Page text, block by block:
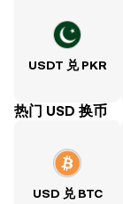
USDT 兑 PKR
热门 USD 换币
USD 兑 BTC